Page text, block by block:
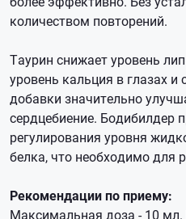
количеством повторений.
Таурин снижает уровень
уровень кальция в глазах
добавки значительно
сердцебиение. Бодибилдер
регулирования уровня
белка, что необходимо для
Рекомендации по приему:
Максимальная доза - 10